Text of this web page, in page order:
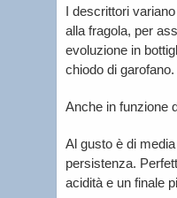
I descrittori
alla fragola, per
evoluzione in
chiodo di garofano.
Anche in funzione
Al gusto è di
persistenza.
acidità e un finale